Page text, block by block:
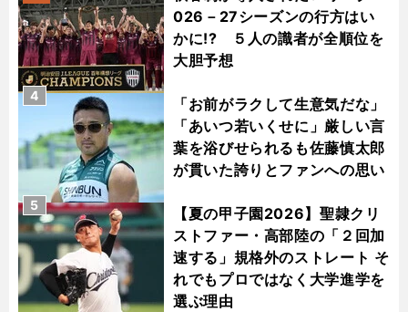
026－27シーズンの行方はい
かに!? ５人の識者が全順位を
大胆予想
「お前がラクして生意気だな」
「あいつ若いくせに」厳しい言
葉を浴びせられるも佐藤慎太郎
が貫いた誇りとファンへの思い
4
【夏の甲子園2026】聖隷クリ
ストファー・高部陸の「２回加
速する」規格外のストレート そ
れでもプロではなく大学進学を
選ぶ理由
5